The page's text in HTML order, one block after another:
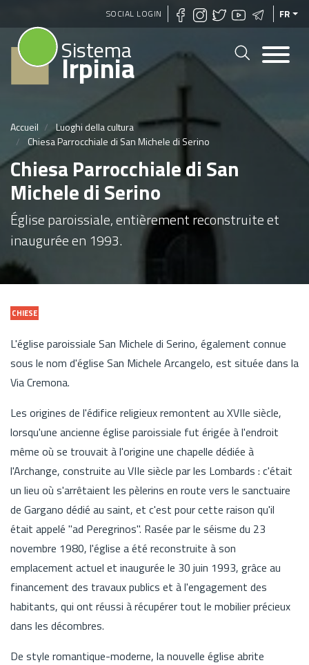
Aller
au
principal
SOCIAL LOGIN FR
Sistema
Irpinia
Accueil
Luoghi della cultura
Chiesa Parrocchiale di San Michele di Serino
Chiesa Parrocchiale di San
Michele di Serino
Église paroissiale, entièrement reconstruite et
inaugurée en 1993.
CHIESE
L'église paroissiale San Michele di Serino, également connue
sous le nom d'église San Michele Arcangelo, est située dans la
Via Cremona.
Les origines de l'édifice religieux remontent au XVIIe siècle,
lorsqu'une ancienne église paroissiale fut érigée à l'endroit
même où se trouvait à l'origine une chapelle dédiée à
l'Archange, construite au VIIe siècle par les Lombards : c'était
un lieu où s'arrêtaient les pèlerins en route vers le sanctuaire
de Gargano dédié au saint, et c'est pour cette raison qu'il
était appelé "ad Peregrinos". Rasée par le séisme du 23
novembre 1980, l'église a été reconstruite à son
emplacement actuel et inaugurée le 30 juin 1993, grâce au
financement des travaux publics et à l'engagement des
habitants, qui ont réussi à récupérer tout le mobilier précieux
dans les décombres.
De style romantique-moderne, la nouvelle église abrite